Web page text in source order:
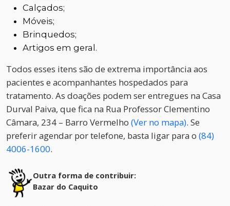
Calçados;
Móveis;
Brinquedos;
Artigos em geral.
Todos esses itens são de extrema importância aos
pacientes e acompanhantes hospedados para
tratamento. As doações podem ser entregues na Casa
Durval Paiva, que fica na Rua Professor Clementino
Câmara, 234 – Barro Vermelho (Ver no mapa). Se
preferir agendar por telefone, basta ligar para o (84)
4006-1600.
Outra forma de contribuir:
Bazar do Caquito